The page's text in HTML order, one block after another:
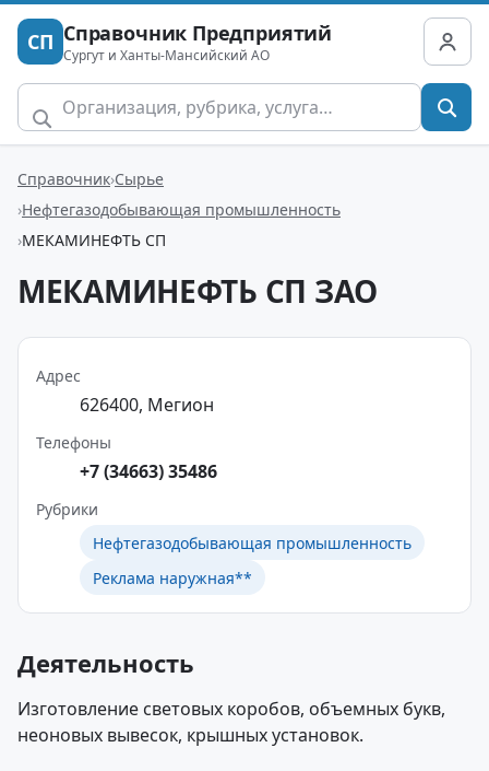
СП Справочник Предприятий
Сургут и Ханты-Мансийский АО
Справочник Сырье
Нефтегазодобывающая промышленность
МЕКАМИНЕФТЬ СП
МЕКАМИНЕФТЬ СП ЗАО
Адрес
626400, Мегион
Телефоны
+7 (34663) 35486
Рубрики
Нефтегазодобывающая промышленность
Реклама наружная**
Деятельность
Изготовление световых коробов, объемных букв,
неоновых вывесок, крышных установок.